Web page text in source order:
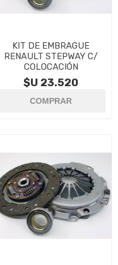
KIT DE EMBRAGUE
RENAULT STEPWAY C/
COLOCACIÓN
$U 23.520